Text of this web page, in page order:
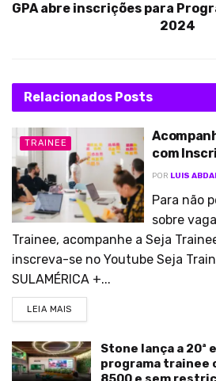
GPA abre inscrições para
2024
Relacionados Posts
TRAINEE
com
POR LUIS
Para não
sobre
Trainee, acompanhe a Seja
inscreva-se no Youtube Seja
SULAMÉRICA +...
LEIA MAIS
Stone lança a 20ª
programa trainee